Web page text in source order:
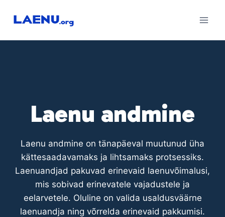
Laenu andmine
Laenu andmine on tänapäeval muutunud üha
kättesaadavamaks ja lihtsamaks protsessiks.
Laenuandjad pakuvad erinevaid laenuvõimalusi,
mis sobivad erinevatele vajadustele ja
eelarvetele. Oluline on valida usaldusväärne
laenuandja ning võrrelda erinevaid pakkumisi.